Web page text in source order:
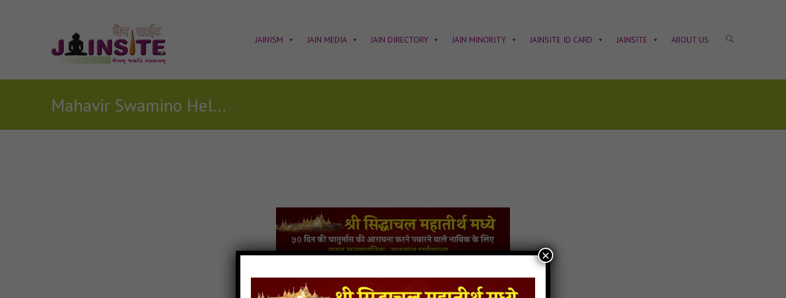
JAINISM JAIN MEDIA JAIN DIRECTORY JAIN MINORITY JAINSITE ID CARD JAINSITE ABOUT US
Mahavir Swamino Helo jain bhajan
×